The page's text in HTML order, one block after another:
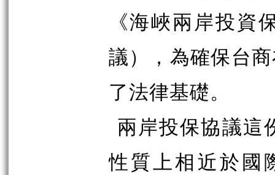
《海峽兩岸投資
議），為確保台
了法律基礎。
兩岸投保協議這
性質上相近於國